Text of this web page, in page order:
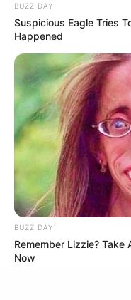
Men Are Ditching
FRIDAY PLANS
Flip This Switch:
Be $245 But $14
เว็บไซต์นี้ใช้คุกกี้
เพื่อการนำเสนอเนื้อหาที่ดี ร
ประสบการณ์ที่ดีบนบริการของ
ไม่มีการปรับตั้งค่าใดๆนั้น แส
บุคคลของเรา
ยอมรับ เรียนรู้เพิ่มเ
BUZZ DAY
Suspicious Eagle Tries
Happened
BUZZ DAY
Remember Lizzie? Take
Now